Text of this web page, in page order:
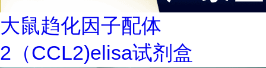
大鼠趋化因子配体
2（CCL2)elisa试剂盒